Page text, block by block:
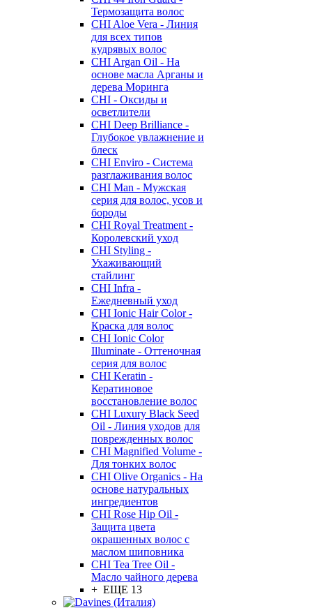
Термозащита волос
CHI Aloe Vera - Линия
для всех типов
кудрявых волос
CHI Argan Oil - На
основе масла Арганы и
дерева Моринга
CHI - Оксиды и
осветлители
CHI Deep Brilliance -
Глубокое увлажнение и
блеск
CHI Enviro - Система
разглаживания волос
CHI Man - Мужская
серия для волос, усов и
бороды
CHI Royal Treatment -
Королевский уход
CHI Styling -
Ухаживающий
стайлинг
CHI Infra -
Ежедневный уход
CHI Ionic Hair Color -
Краска для волос
CHI Ionic Color
Illuminate - Оттеночная
серия для волос
CHI Keratin -
Кератиновое
восстановление волос
CHI Luxury Black Seed
Oil - Линия уходов для
поврежденных волос
CHI Magnified Volume -
Для тонких волос
CHI Olive Organics - На
основе натуральных
ингредиентов
CHI Rose Hip Oil -
Защита цвета
окрашенных волос с
маслом шиповника
CHI Tea Tree Oil -
Масло чайного дерева
+ ЕЩЕ 13